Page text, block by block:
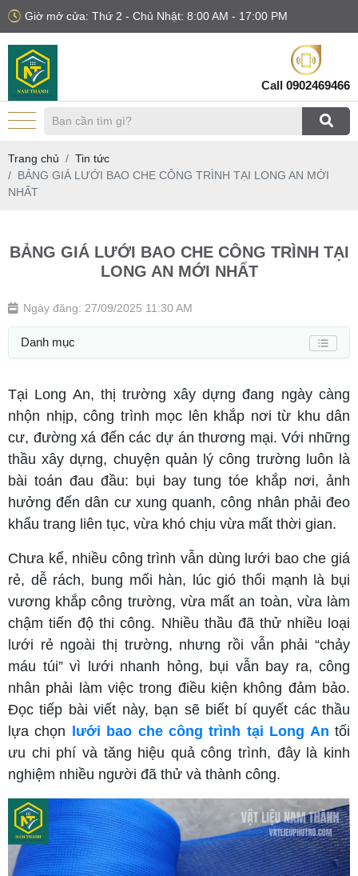
Giờ mở cửa: Thứ 2 - Chủ Nhật: 8:00 AM - 17:00 PM
Call 0902469466
Trang chủ
Tin tức
BẢNG GIÁ LƯỚI BAO CHE CÔNG TRÌNH TẠI LONG AN MỚI
NHẤT
BẢNG GIÁ LƯỚI BAO CHE CÔNG TRÌNH TẠI
LONG AN MỚI NHẤT
Ngày đăng: 27/09/2025 11:30 AM
Danh mục
Tại Long An, thị trường xây dựng đang ngày càng
nhộn nhịp, công trình mọc lên khắp nơi từ khu dân
cư, đường xá đến các dự án thương mại. Với những
thầu xây dựng, chuyện quản lý công trường luôn là
bài toán đau đầu: bụi bay tung tóe khắp nơi, ảnh
hưởng đến dân cư xung quanh, công nhân phải đeo
khẩu trang liên tục, vừa khó chịu vừa mất thời gian.
Chưa kể, nhiều công trình vẫn dùng lưới bao che giá
rẻ, dễ rách, bung mối hàn, lúc gió thổi mạnh là bụi
vương khắp công trường, vừa mất an toàn, vừa làm
chậm tiến độ thi công. Nhiều thầu đã thử nhiều loại
lưới rẻ ngoài thị trường, nhưng rồi vẫn phải “chảy
máu túi” vì lưới nhanh hỏng, bụi vẫn bay ra, công
nhân phải làm việc trong điều kiện không đảm bảo.
Đọc tiếp bài viết này, bạn sẽ biết bí quyết các thầu
lựa chọn
lưới bao che công trình tại Long An tối
ưu chi phí và tăng hiệu quả công trình, đây là kinh
nghiệm nhiều người đã thử và thành công.